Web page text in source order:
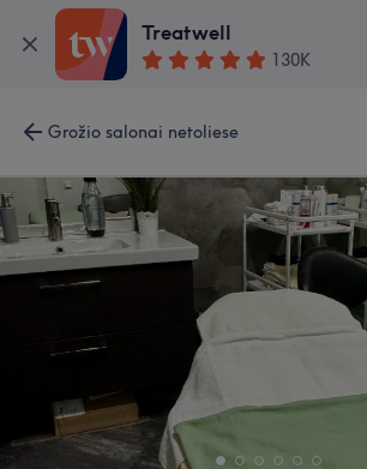
Treatwell
130K
Grožio salonai netoliese